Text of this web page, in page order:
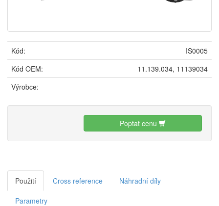
Kód:
IS0005
Kód OEM:
11.139.034, 11139034
Výrobce:
Poptat cenu
Použití Cross reference Náhradní díly
Parametry